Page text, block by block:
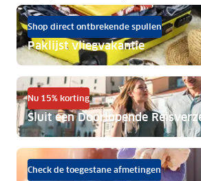
Shop direct ontbrekende spullen
Paklijst vliegvakantie
Nu 15% korting
Sluit een Doorlopende
Check de toegestane afmetingen